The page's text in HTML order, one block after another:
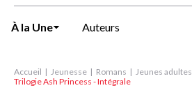
À la Une Auteurs
Accueil Jeunesse Romans
Jeunes adultes
Trilogie Ash Princess - Intégrale